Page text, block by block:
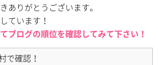
ありがとうございます。
ています！
ブログの順位を確認してみて下さい！
で確認！